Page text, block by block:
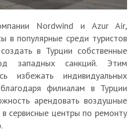
Nordwind и Azur Air,
в популярные среди туристов
в Турции собственные
западных санкций. Этим
избежать индивидуальных
филиалам в Турции
арендовать воздушные
сервисные центры по ремонту